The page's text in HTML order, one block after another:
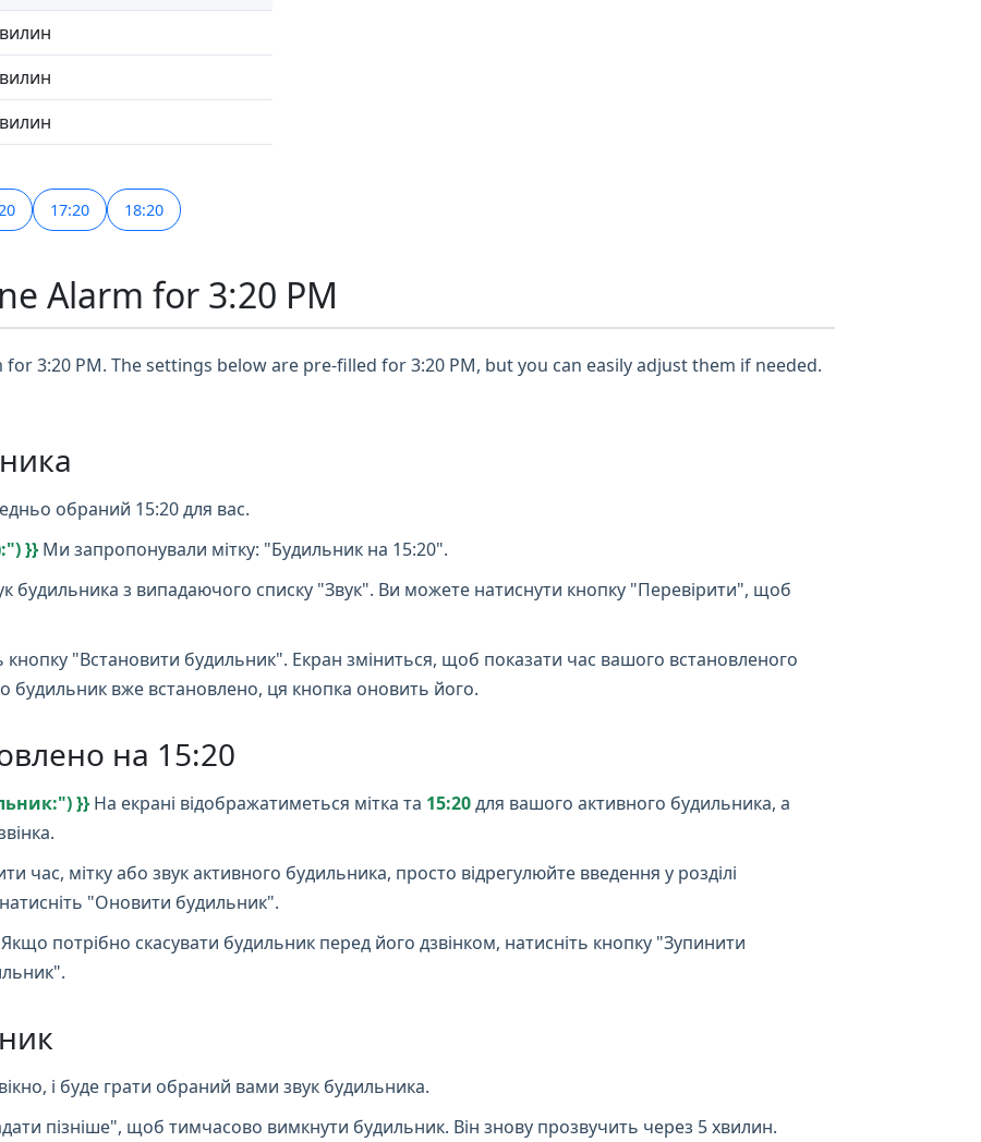
17:20 18:20
Alarm for 3:20 PM
3:20 PM. The settings below are pre-filled for 3:20 PM, but you can easily adjust them if needed.
обраний 15:20 для вас.
}} Ми запропонували мітку: "Будильник на 15:20".
будильника з випадаючого списку "Звук". Ви можете натиснути кнопку "Перевірити", щоб
кнопку "Встановити будильник". Екран зміниться, щоб показати час вашого встановленого
будильник вже встановлено, ця кнопка оновить його.
на 15:20
}} На екрані відображатиметься мітка та 15:20для вашого активного будильника, а
час, мітку або звук активного будильника, просто відрегулюйте введення у розділі
"Оновити будильник".
Якщо потрібно скасувати будильник перед його дзвінком, натисніть кнопку "Зупинити
і буде грати обраний вами звук будильника.
пізніше", щоб тимчасово вимкнути будильник. Він знову прозвучить через 5 хвилин.